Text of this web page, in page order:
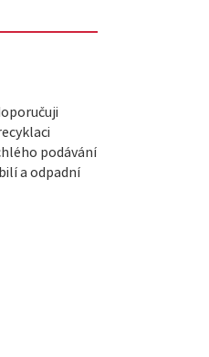
podávání
a odpadní